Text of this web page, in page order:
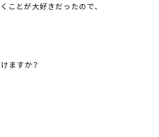
ことが大好きだったので、
ますか？